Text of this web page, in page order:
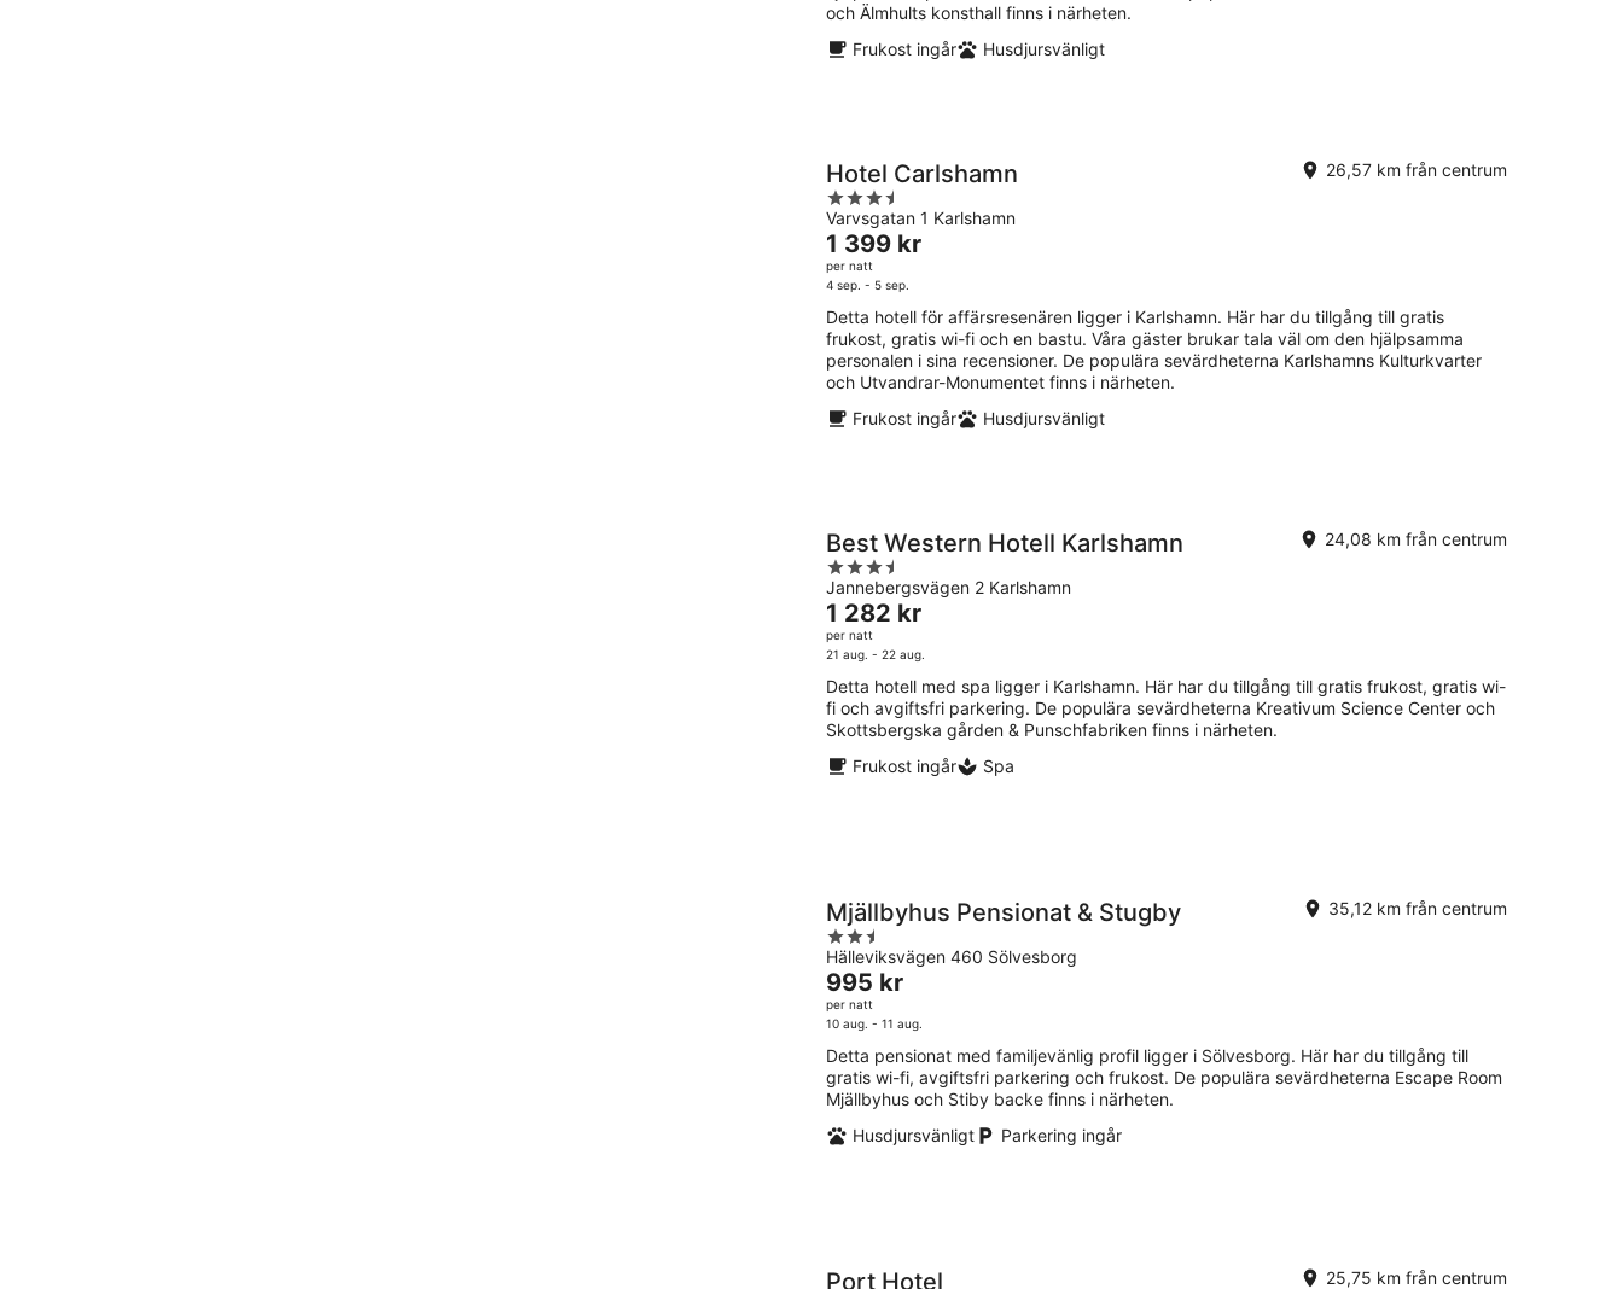
och Älmhults konsthall finns i närheten.
Frukost ingår
Husdjursvänligt
Hotel Carlshamn
3.5
out
of
5
Varvsgatan 1 Karlshamn
26,57 km från centrum
Priset
är
1 399 kr
per
natt
1 399 kr
per natt
4 sep. - 5 sep.
Detta hotell för affärsresenären ligger i Karlshamn. Här har du tillgång till gratis
frukost, gratis wi-fi och en bastu. Våra gäster brukar tala väl om den hjälpsamma
personalen i sina recensioner. De populära sevärdheterna Karlshamns Kulturkvarter
och Utvandrar-Monumentet finns i närheten.
Frukost ingår
Husdjursvänligt
Best Western Hotell Karlshamn
3.5
out
of
5
Jannebergsvägen 2 Karlshamn
24,08 km från centrum
Priset
är
1 282 kr
per
natt
1 282 kr
per natt
21 aug. - 22 aug.
Detta hotell med spa ligger i Karlshamn. Här har du tillgång till gratis frukost, gratis wi-
fi och avgiftsfri parkering. De populära sevärdheterna Kreativum Science Center och
Skottsbergska gården & Punschfabriken finns i närheten.
Frukost ingår
Spa
Mjällbyhus Pensionat & Stugby
2.5
out
of
5
Hälleviksvägen 460 Sölvesborg
35,12 km från centrum
Priset
är
995 kr
per
natt
995 kr
per natt
10 aug. - 11 aug.
Detta pensionat med familjevänlig profil ligger i Sölvesborg. Här har du tillgång till
gratis wi-fi, avgiftsfri parkering och frukost. De populära sevärdheterna Escape Room
Mjällbyhus och Stiby backe finns i närheten.
Husdjursvänligt
Parkering ingår
Port Hotel 25,75 km från centrum